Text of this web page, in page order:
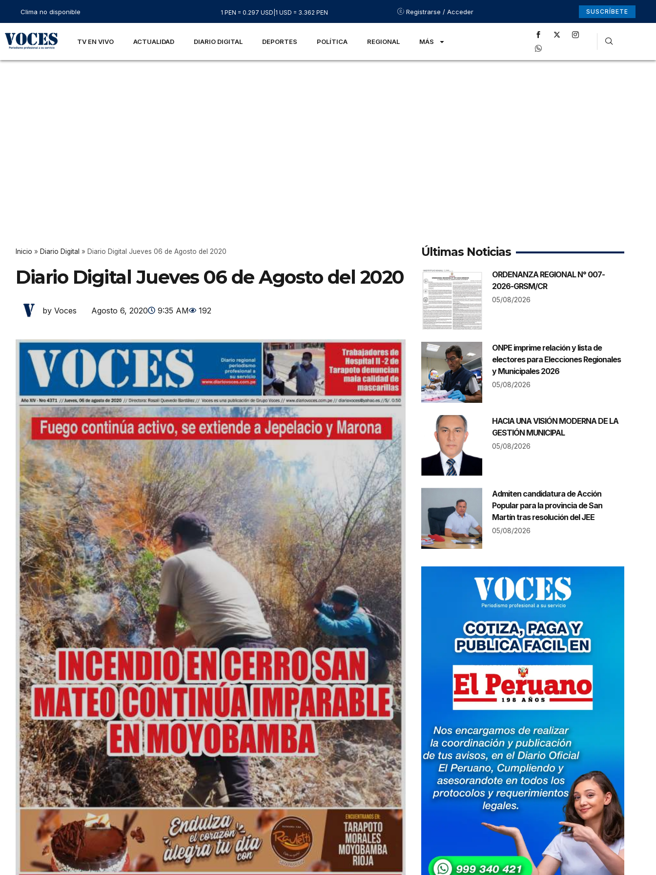
Clima no disponible 1 PEN = 0.297 USD 1 USD = 3.362 PEN Registrarse / Acceder SUSCRÍBETE
TV EN VIVO ACTUALIDAD DIARIO DIGITAL DEPORTES POLÍTICA REGIONAL MÁS
Inicio » Diario Digital » Diario Digital Jueves 06 de Agosto del 2020
Diario Digital Jueves 06 de Agosto del 2020
by Voces Agosto 6, 2020 9:35 AM 192
Últimas Noticias
ORDENANZA REGIONAL N° 007-
2026-GRSM/CR
05/08/2026
ONPE imprime relación y lista de
electores para Elecciones Regionales
y Municipales 2026
05/08/2026
HACIA UNA VISIÓN MODERNA DE LA
GESTIÓN MUNICIPAL
05/08/2026
Admiten candidatura de Acción
Popular para la provincia de San
Martín tras resolución del JEE
05/08/2026